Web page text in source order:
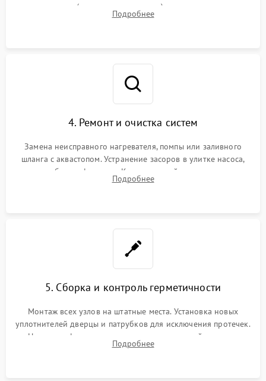
прессостата (датчика уровня воды), датчика мутности,
концевика дверцы и электронного модуля управления.
Подробнее
4. Ремонт и очистка систем
Замена неисправного нагревателя, помпы или заливного
шланга с аквастопом. Устранение засоров в улитке насоса,
патрубках и фильтрах. Компонентный ремонт платы
управления, восстановление поврежденной проводки.
Подробнее
5. Сборка и контроль герметичности
Монтаж всех узлов на штатные места. Установка новых
уплотнителей дверцы и патрубков для исключения протечек.
Надежная фиксация хомутов гидравлической системы,
сборка корпуса и установка датчика поплавка.
Подробнее